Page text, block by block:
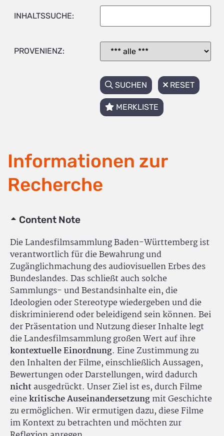
INHALTSSUCHE:
PROVENIENZ:
SUCHEN RESET
MERKLISTE
Informationen zur
Recherche
Content Note
Die Landesfilmsammlung Baden-Württemberg ist
verantwortlich für die Bewahrung und
Zugänglichmachung des audiovisuellen Erbes des
Bundeslandes. Das schließt auch solche
Sammlungs- und Bestandsinhalte ein, die
Ideologien oder Stereotype wiedergeben und die
diskriminierend oder beleidigend sein können. Bei
der Präsentation und Nutzung dieser Inhalte legt
die Landesfilmsammlung großen Wert auf ihre
kontextuelle Einordnung. Eine Zustimmung zu
den Inhalten der Filme, einschließlich Aussagen,
Bewertungen oder Darstellungen, wird dadurch
nichtausgedrückt. Unser Ziel ist es, durch Filme
einekritische Auseinandersetzungmit Geschichte
zu ermöglichen. Wir ermutigen dazu, diese Filme
im Kontext zu betrachten und möchten zur